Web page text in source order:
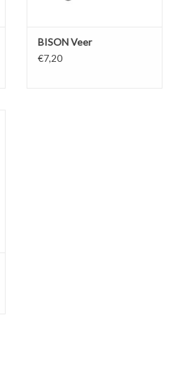
BISON Veer
€7,20